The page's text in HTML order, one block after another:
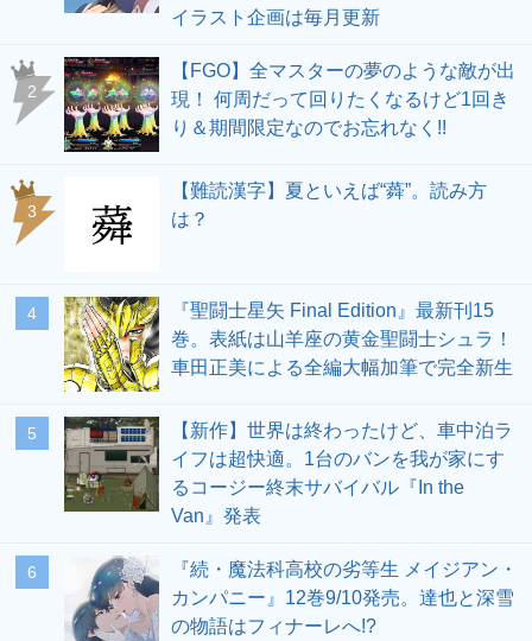
イラスト企画は毎月更新
2
【FGO】全マスターの夢のような敵が出
現！ 何周だって回りたくなるけど1回き
り＆期間限定なのでお忘れなく!!
3
【難読漢字】夏といえば“蕣”。読み方
は？
4
『聖闘士星矢 Final Edition』最新刊15
巻。表紙は山羊座の黄金聖闘士シュラ！
車田正美による全編大幅加筆で完全新生
5
【新作】世界は終わったけど、車中泊ラ
イフは超快適。1台のバンを我が家にす
るコージー終末サバイバル『In the
Van』発表
6
『続・魔法科高校の劣等生 メイジアン・
カンパニー』12巻9/10発売。達也と深雪
の物語はフィナーレへ!?